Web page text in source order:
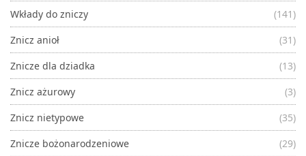
Wkłady do zniczy
(141)
Znicz anioł
(31)
Znicze dla dziadka
(13)
Znicz ażurowy
(3)
Znicz nietypowe
(35)
Znicze bożonarodzeniowe
(29)